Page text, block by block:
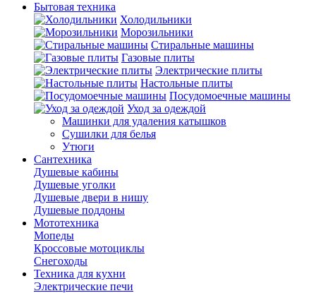
Бытовая техника
Холодильники
Морозильники
Стиральные машины
Газовые плиты
Электрические плиты
Настольные плиты
Посудомоечные машины
Уход за одеждой
Машинки для удаления катышков
Сушилки для белья
Утюги
Сантехника
Душевые кабины
Душевые уголки
Душевые двери в нишу
Душевые поддоны
Мототехника
Мопеды
Кроссовые мотоциклы
Снегоходы
Техника для кухни
Электрические печи